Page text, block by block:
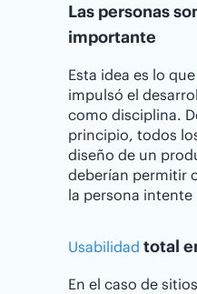
Las personas
importante
Esta idea es lo
impulsó el
como disciplina.
principio, todos
diseño de un
deberían permitir
la persona intente
Usabilidad total
En el caso de